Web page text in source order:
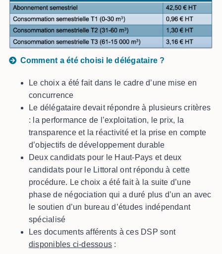
Comment a été choisi le délégataire ?
Le choix a été fait dans le cadre d’une mise en
concurrence
Le délégataire devait répondre à plusieurs critères
: la performance de l’exploitation, le prix, la
transparence et la réactivité et la prise en compte
d’objectifs de développement durable
Deux candidats pour le Haut-Pays et deux
candidats pour le Littoral ont répondu à cette
procédure. Le choix a été fait à la suite d’une
phase de négociation qui a duré plus d’un an avec
le soutien d’un bureau d’études indépendant
spécialisé
Les documents afférents à ces DSP sont
disponibles ci-dessous :